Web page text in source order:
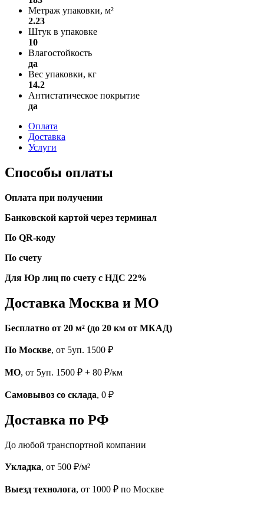
Метраж упаковки, м²
2.23
Штук в упаковке
10
Влагостойкость
да
Вес упаковки, кг
14.2
Антистатическое покрытие
да
Оплата
Доставка
Услуги
Способы оплаты
Оплата при получении
Банковской картой через терминал
По QR-коду
По счету
Для Юр лиц по счету с НДС 22%
Доставка Москва и МО
Бесплатно от 20 м² (до 20 км от МКАД)
По Москве, от 5уп. 1500 ₽
МО, от 5уп. 1500 ₽ + 80 ₽/км
Самовывоз со склада, 0 ₽
Доставка по РФ
До любой транспортной компании
Укладка, от 500 ₽/м²
Выезд технолога, от 1000 ₽ по Москве